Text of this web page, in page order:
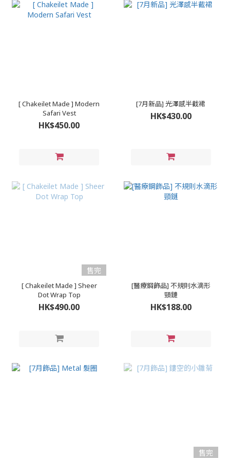
[ Chakeilet Made ] Modern
Safari Vest
HK$450.00
[7月新品] 光澤感半截裙
HK$430.00
售完
[ Chakeilet Made ] Sheer
Dot Wrap Top
HK$490.00
[醫療鋼飾品] 不規則水滴形
頸鏈
HK$188.00
售完